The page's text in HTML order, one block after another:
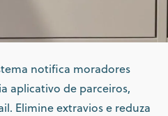
notifica moradores
aplicativo de parceiros,
Elimine extravios e reduza